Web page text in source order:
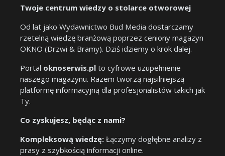
Twoje centrum wiedzy o stolarce otworowej
Od lat jako Wydawnictwo Bud Media dostarczamy
rzetelną wiedzę branżową poprzez ceniony magazyn
OKNO (Drzwi & Bramy). Dziś idziemy o krok dalej.
Portal oknoserwis.pl to cyfrowe uzupełnienie
naszego magazynu. Razem tworzą najsilniejszą
platformę informacyjną dla profesjonalistów takich jak
Ty.
Co zyskujesz, będąc z nami?
Kompleksową wiedzę: Łączymy dogłębne analizy z
prasy z szybkością informacji online.